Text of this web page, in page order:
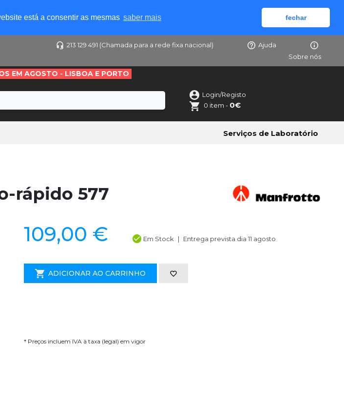
está a consentir as mesmas saber mais fechar
213 129 491 (Chamada para a rede fixa nacional)
Ajuda
Sobre nós
EM AGOSTO - LISBOA E PORTO
Login/Registo
0 item - 0€
Serviços de Laboratório
rápido 577
109,00 € Em Stock Entrega prevista dia 11 agosto
ADICIONAR AO CARRINHO
* Preços incluem IVA à taxa (legal) em vigor